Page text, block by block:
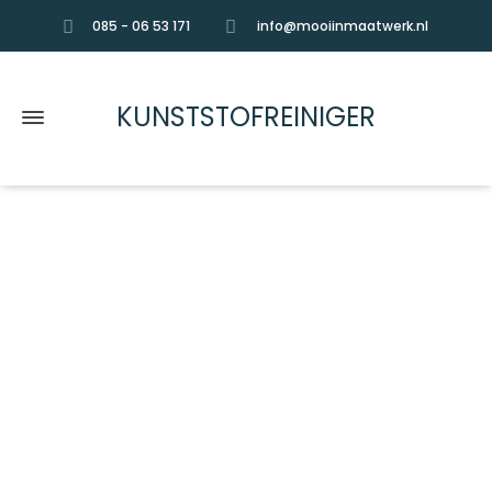
085 - 06 53 171 info@mooiinmaatwerk.nl
KUNSTSTOFREINIGER